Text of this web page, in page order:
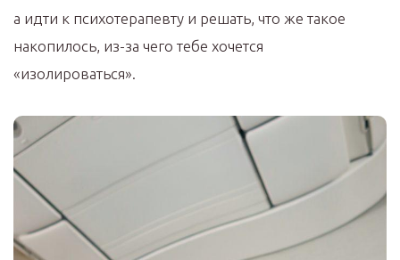
а идти к психотерапевту и решать, что же такое
накопилось, из-за чего тебе хочется
«изолироваться».